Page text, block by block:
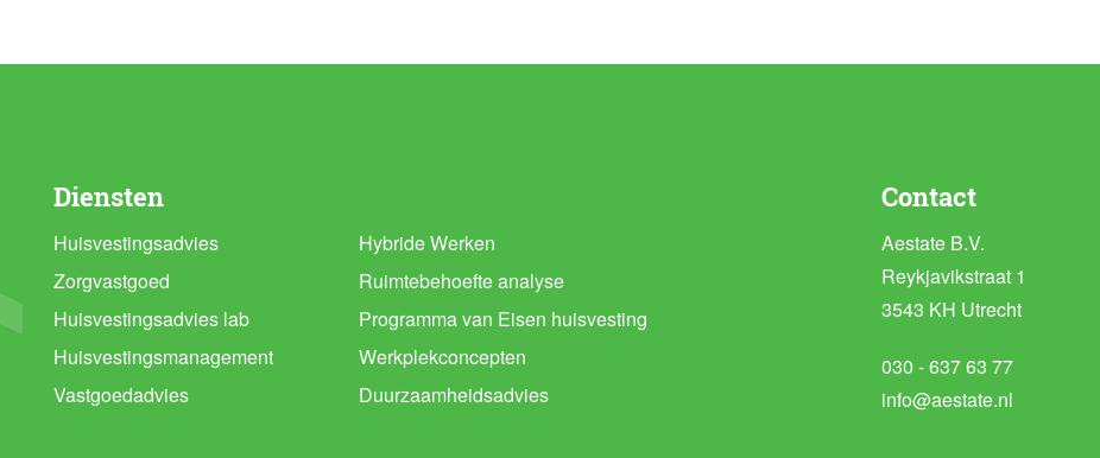
Diensten
Huisvestingsadvies
Zorgvastgoed
Huisvestingsadvies lab
Huisvestingsmanagement
Vastgoedadvies
Hybride Werken
Ruimtebehoefte analyse
Programma van Eisen huisvesting
Werkplekconcepten
Duurzaamheidsadvies
Contact
Aestate B.V.
Reykjavikstraat 1
3543 KH Utrecht
030 - 637 63 77
info@aestate.nl